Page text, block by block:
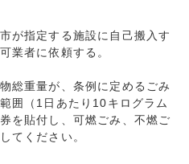
が指定する施設に自己搬入す
業者に依頼する。
総重量が、条例に定めるごみ
囲（1日あたり10キログラム
を貼付し、可燃ごみ、不燃ご
てください。